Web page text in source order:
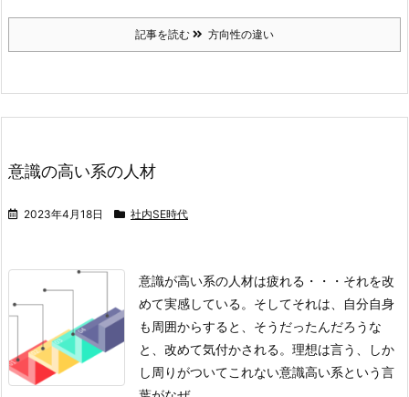
記事を読む 方向性の違い
意識の高い系の人材
2023年4月18日 社内SE時代
意識が高い系の人材は疲れる・・・それを改
めて実感している。 そしてそれは、自分自身
も周囲からすると、そうだったんだろうな
と、改めて気付かされる。 理想は言う、しか
し周りがついてこれない意識高い系という言